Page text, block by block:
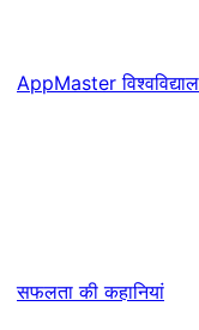
AppMaster
सफलता की कहानियां